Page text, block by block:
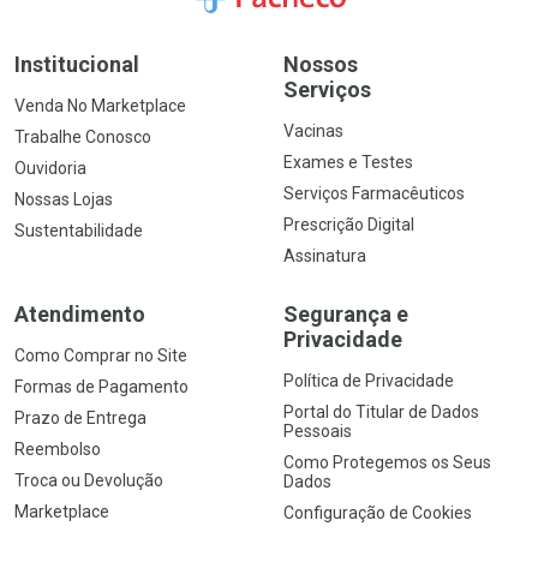
Institucional
Venda No Marketplace
Trabalhe Conosco
Ouvidoria
Nossas Lojas
Sustentabilidade
Nossos
Serviços
Vacinas
Exames e Testes
Serviços Farmacêuticos
Prescrição Digital
Assinatura
Atendimento
Como Comprar no Site
Formas de Pagamento
Prazo de Entrega
Reembolso
Troca ou Devolução
Marketplace
Segurança e
Privacidade
Política de Privacidade
Portal do Titular de Dados
Pessoais
Como Protegemos os Seus
Dados
Configuração de Cookies